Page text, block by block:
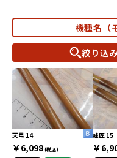
機種名（
絞り込み
天弓 14
￥6,098(税込)
峰匠 15
￥